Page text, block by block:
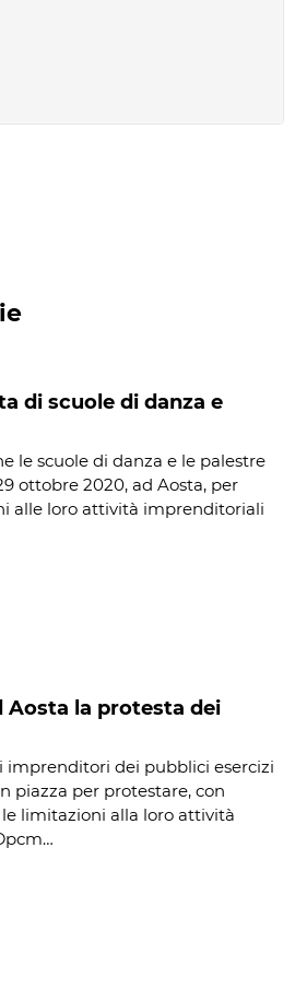
di scuole di danza e
le scuole di danza e le palestre
ottobre 2020, ad Aosta, per
alle loro attività imprenditoriali
Aosta la protesta dei
imprenditori dei pubblici esercizi
piazza per protestare, con
limitazioni alla loro attività